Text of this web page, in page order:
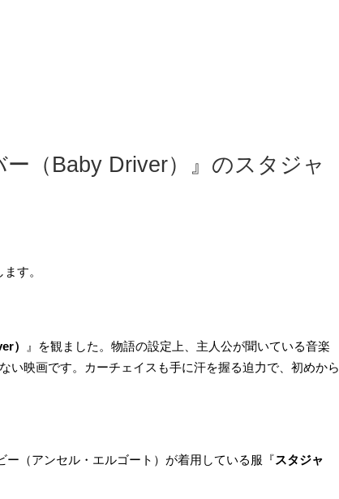
（Baby Driver）』のスタジャ
す。
）
』を観ました。物語の設定上、主人公が聞いている音楽
い映画です。カーチェイスも手に汗を握る迫力で、初めから
（アンセル・エルゴート）が着用している服『スタジャ